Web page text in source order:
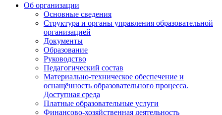
Об организации
Основные сведения
Структура и органы управления образовательной
организацией
Документы
Образование
Руководство
Педагогический состав
Материально-техническое обеспечение и
оснащённость образовательного процесса.
Доступная среда
Платные образовательные услуги
Финансово-хозяйственная деятельность